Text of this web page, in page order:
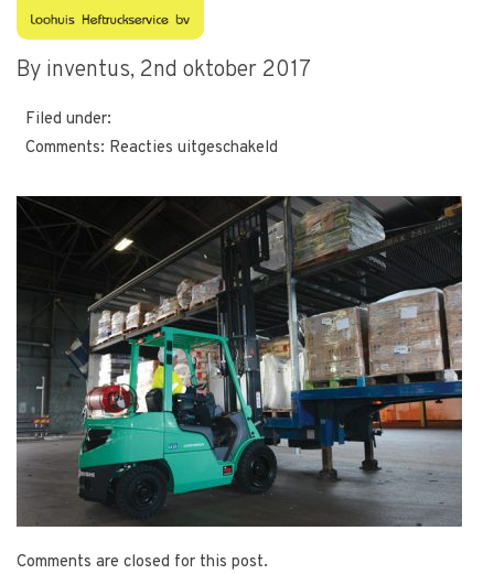
1386143355
By inventus, 2nd oktober 2017
Filed under:
Comments: Reacties uitgeschakeld
Comments are closed for this post.